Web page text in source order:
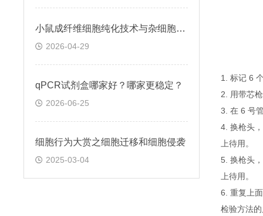
小鼠成纤维细胞纯化技术与杂细胞去除方法
2026-04-29
qPCR试剂盒哪家好？哪家更稳定？
2026-06-25
细胞行为大赏之细胞迁移和细胞侵袭
2025-03-04
1. 标记 6
2. 用带芯
3. 在 6 号
4. 换枪头
上待用。
5. 换枪头
上待用。
6. 重复上
检验方法